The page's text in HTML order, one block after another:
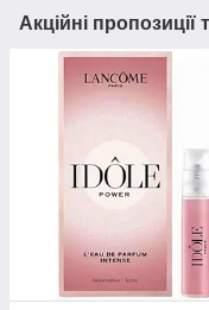
Акційні пропозиції